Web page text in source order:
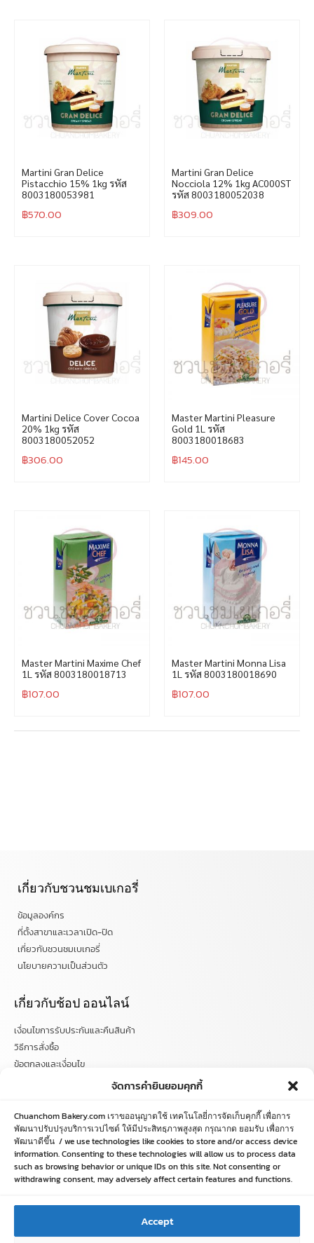
จัดการคำยินยอมคุกกี้
Chuanchom Bakery.com เราขออนุญาตใช้ เทคโนโลยี่การจัดเก็บคุกกี๊ เพื่อการ
พัฒนาปรับปรุงบริการเวปไซด์ ให้มีประสิทธฺภาพสูงสุด กรุณากด ยอมรับ เพื่อการ
พัฒนาดีขึ้น / we use technologies like cookies to store and/or access device
information. Consenting to these technologies will allow us to process data
such as browsing behavior or unique IDs on this site. Not consenting or
withdrawing consent, may adversely affect certain features and functions.
Accept
Martini Gran Delice
Pistacchio 15% 1kg รหัส
8003180053981
฿570.00
Martini Gran Delice
Nocciola 12% 1kg AC000ST
รหัส 8003180052038
฿309.00
Martini Delice Cover Cocoa
20% 1kg รหัส
8003180052052
฿306.00
Master Martini Pleasure
Gold 1L รหัส
8003180018683
฿145.00
Master Martini Maxime Chef
1L รหัส 8003180018713
฿107.00
Master Martini Monna Lisa
1L รหัส 8003180018690
฿107.00
เกี่ยวกับชวนชมเบเกอรี่
ข้อมูลองค์กร
ที่ตั้งสาขาและเวลาเปิด-ปิด
เกี่ยวกับชวนชมเบเกอรี่
นโยบายความเป็นส่วนตัว
เกี่ยวกับช้อป ออนไลน์
เงื่อนไขการรับประกันและคืนสินค้า
วิธีการสั่งซื้อ
ข้อตกลงและเงื่อนไข
ติดตามข่าวสารได้ที่
chuanchombakery
chuanchombakery
www.chuanchombakery.com